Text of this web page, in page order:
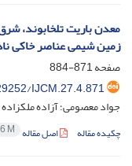
معدن باریت تلخابوند،
زمین شیمی عناصر خاکی
صفحه871-884
IJCM.27.4.871
جواد معصومی؛ آزاده
چکیده مقاله اصل مقاله M